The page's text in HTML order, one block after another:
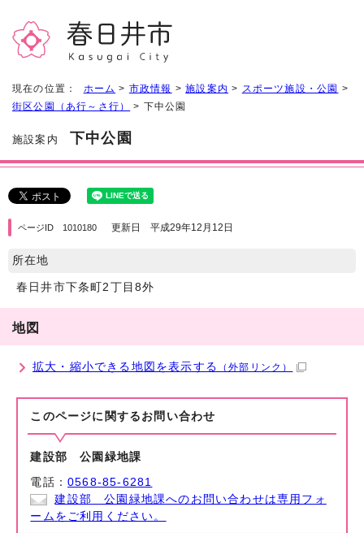
現在の位置： ホーム > 市政情報 >施設案内 > スポーツ施設・公園 >
街区公園（あ行～さ行）
> 下中公園
施設案内 下中公園
ページID 1010180 更新日 平成29年12月12日
所在地
春日井市下条町2丁目8外
地図
拡大・縮小できる地図を表示する （外部リンク）
このページに関する お問い合わせ
建設部 公園緑地課
電話：0568-85-6281
建設部 公園緑地課へのお問い合わせは専用フォ
ームをご利用ください。